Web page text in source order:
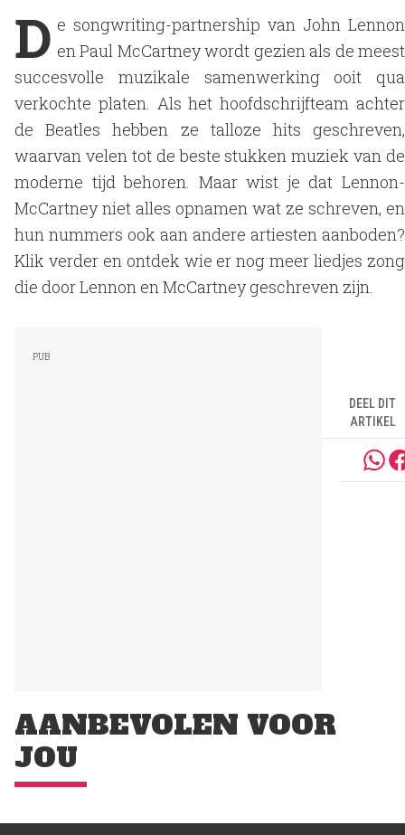
D e songwriting-partnership van John Lennon
en Paul McCartney wordt gezien als de meest
succesvolle muzikale samenwerking ooit qua
verkochte platen. Als het hoofdschrijfteam achter
de Beatles hebben ze talloze hits geschreven,
waarvan velen tot de beste stukken muziek van de
moderne tijd behoren. Maar wist je dat Lennon-
McCartney niet alles opnamen wat ze schreven, en
hun nummers ook aan andere artiesten aanboden?
Klik verder en ontdek wie er nog meer liedjes zong
die door Lennon en McCartney geschreven zijn.
DEEL DIT
ARTIKEL
AANBEVOLEN VOOR
JOU